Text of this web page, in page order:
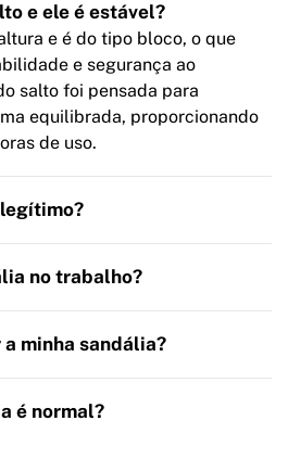
e ele é estável?
e é do tipo bloco, o que
e segurança ao
salto foi pensada para
equilibrada, proporcionando
de uso.
no trabalho?
minha sandália?
é normal?